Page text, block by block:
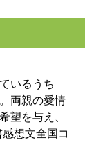
いるうち
両親の愛情
望を与え、
想文全国コ